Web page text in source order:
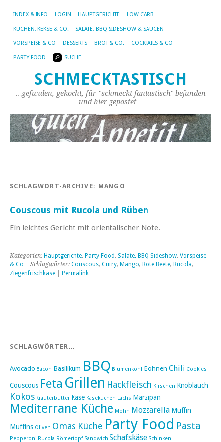
INDEX & INFO LOGIN HAUPTGERICHTE LOW CARB
KUCHEN, KEKSE & CO. SALATE, BBQ SIDESHOW & SAUCEN
VORSPEISE & CO DESSERTS BROT & CO. COCKTAILS & CO
PARTY FOOD SUCHE
SCHMECKTASTISCH
…gefunden, gekocht, für "schmeckt fantastisch" befunden
und hier gepostet…
SCHLAGWORT-ARCHIVE: MANGO
Couscous mit Rucola und Rüben
Ein leichtes Gericht mit orientalischer Note.
Kategorien: Hauptgerichte, Party Food, Salate, BBQ Sideshow, Vorspeise
& Co | Schlagwörter: Couscous, Curry, Mango, Rote Beete, Rucola,
Ziegenfrischkäse
Permalink
SCHLAGWÖRTER…
Avocado Bacon Basilikum BBQ Blumenkohl Bohnen Chili Cookies
Couscous Feta Grillen Hackfleisch Kirschen Knoblauch
Kokos Kräuterbutter Käse Käsekuchen Lachs Marzipan
Mediterrane Küche Mohn Mozzarella Muffin
Muffins Oliven Omas Küche Party Food Pasta
Pepperoni Rucola Römertopf Sandwich Schafskäse Schinken